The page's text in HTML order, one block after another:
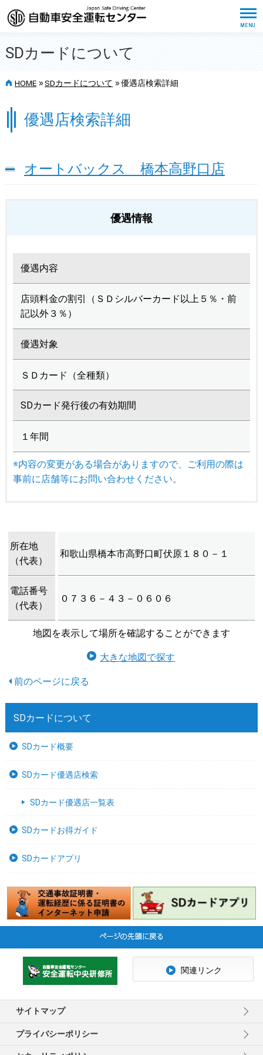
SDカードについて
HOME >> SDカードについて >> 優遇店検索詳細
優遇店検索詳細
オートバックス 橋本高野口店
優遇情報
優遇内容
店頭料金の割引（ＳＤシルバーカード以上５％・前
記以外３％）
優遇対象
ＳＤカード（全種類）
SDカード発行後の有効期間
１年間
※内容の変更がある場合がありますので、ご利用の際は
事前に店舗等にお問い合わせください。
所在地
（代表）
和歌山県橋本市高野口町伏原１８０－１
電話番号
（代表）
０７３６－４３－０６０６
地図を表示して場所を確認することができます
大きな地図で探す
SDカードについて
SDカード概要
SDカード優遇店検索
SDカード優遇店一覧表
SDカードお得ガイド
SDカードアプリ
サイトマップ
プライバシーポリシー
関連リンク